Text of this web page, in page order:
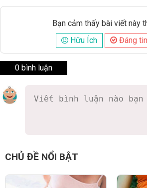
Bạn cảm thấy bài viết này
Hữu Ích
Đáng
0 bình luận
CHỦ ĐỀ NỔI BẬT